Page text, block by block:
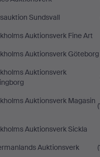
Sundsvall
Auktionsverk Fine Art
Auktionsverk Göteborg
Auktionsverk
Auktionsverk Magasin
Auktionsverk Sickla
Auktionsverk